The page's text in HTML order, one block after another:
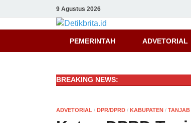
9 Agustus 2026
PEMERINTAH ADVETORIAL
BREAKING NEWS:
ADVETORIAL / DPR/DPRD / KABUPATEN / TANJAB